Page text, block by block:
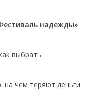
надежды»
выбрать
на чем теряют деньги